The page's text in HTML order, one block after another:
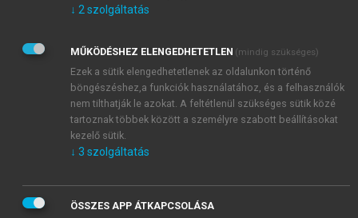
Kérek értesítést az Akadémiai Kiadó Zrt. újdonságairól,
Adatkezelési tájékoztatóbanfoglaltakat tudomásul
veszem és elfogadom.
Általános vásárlási feltételeket, valamint a szotar.netés a
mersz.huoldalak licencszerződéseiben foglaltakat
tudomásul veszem és elfogadom.
KIPRÓBÁLOM
↓ 2 szolgáltatás
MŰKÖDÉSHEZ ELENGEDHETETLEN (mindig szükséges)
Ezek a sütik elengedhetetlenek az oldalunkon történő
böngészéshez,a funkciók használatához, és a felhasználók
nem tilthatják le azokat. A feltétlenül szükséges sütik közé
tartoznak többek között a személyre szabott beállításokat
kezelő sütik.
↓ 3 szolgáltatás
ÖSSZES APP ÁTKAPCSOLÁSA